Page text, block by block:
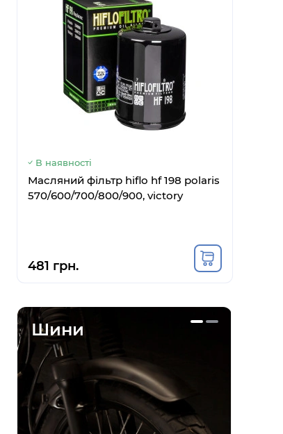
Шини
В наявності
Масляний фільтр hiflo hf 198 polaris
570/600/700/800/900, victory
481 грн.